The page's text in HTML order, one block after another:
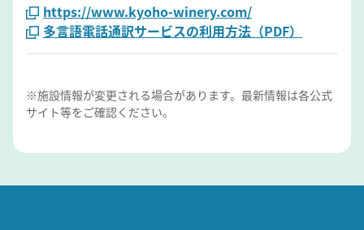
https://www.kyoho-winery.com/
多言語電話通訳サービスの利用方法（PDF）
※施設情報が変更される場合があります。最新情報は各公式
サイト等をご確認ください。